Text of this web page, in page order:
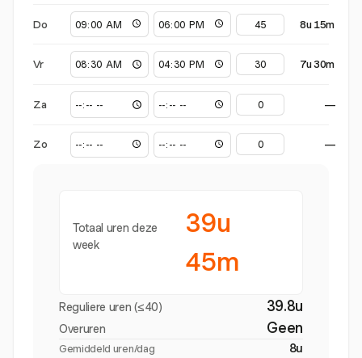
Do 8u 15m
Vr 7u 30m
Za —
Zo —
Totaal uren deze
week
39u
45m
Reguliere uren (≤40) 39.8u
Overuren Geen
Gemiddeld uren/dag 8u